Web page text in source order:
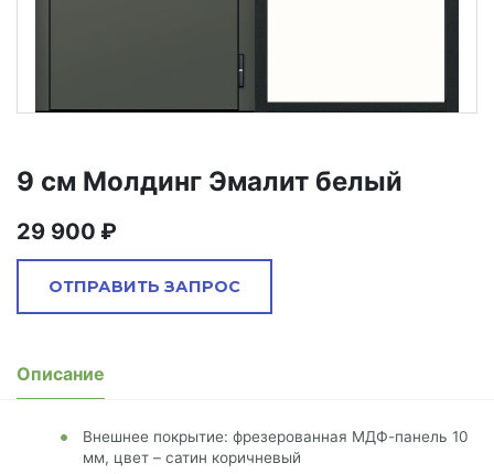
9 см Молдинг Эмалит белый
29 900
ОТПРАВИТЬ ЗАПРОС
Описание
Внешнее покрытие: фрезерованная МДФ-панель 10
мм, цвет – сатин коричневый